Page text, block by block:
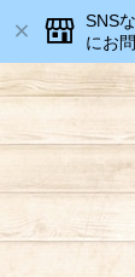
SNS
にお